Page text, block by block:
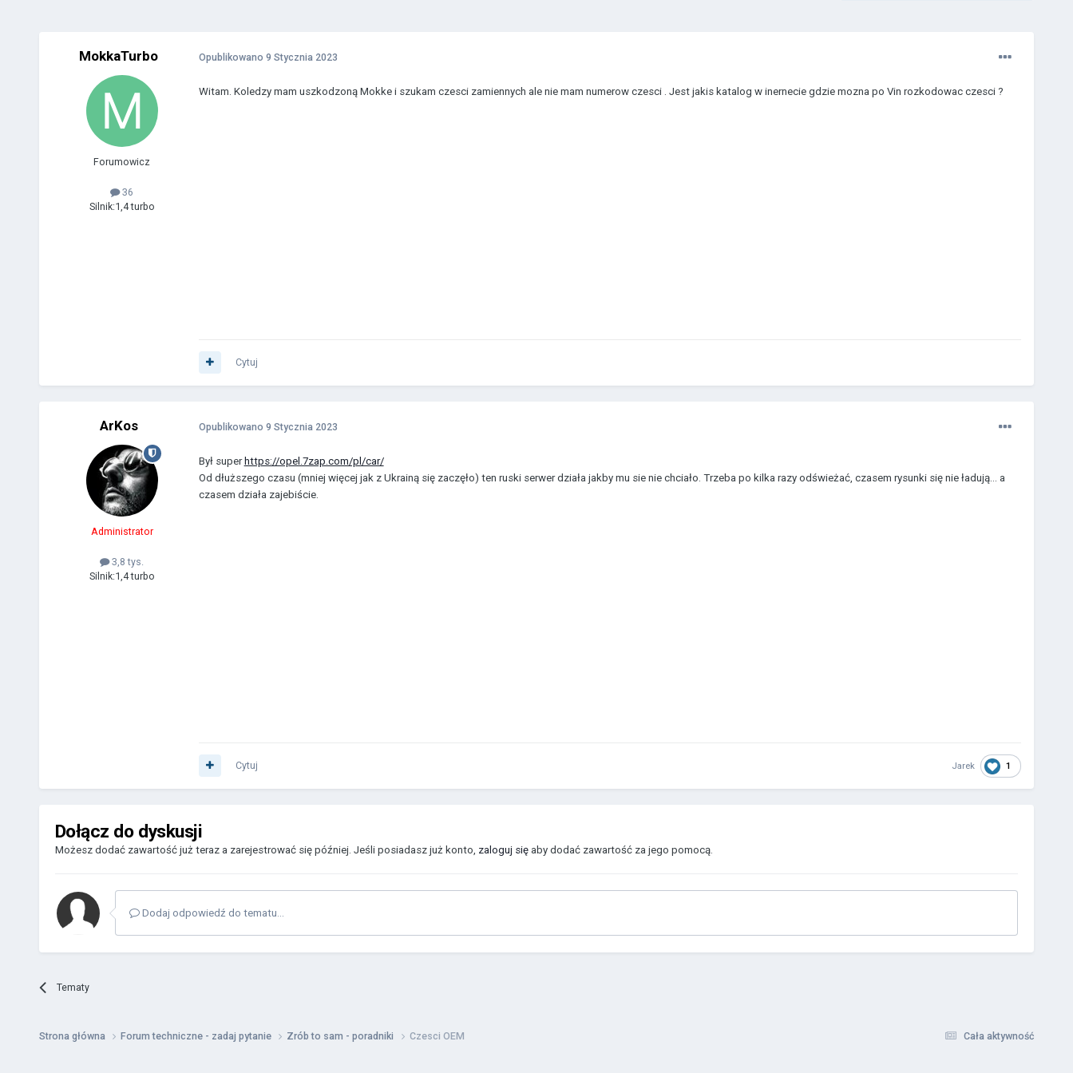
MokkaTurbo
Forumowicz
36
Silnik:1,4 turbo
Opublikowano 9 Stycznia 2023
Witam. Koledzy mam uszkodzoną Mokke i szukam czesci zamiennych ale nie mam numerow czesci . Jest jakis katalog w inernecie gdzie mozna po Vin rozkodowac czesci ?
Cytuj
ArKos
Administrator
3,8 tys.
Silnik:1,4 turbo
Opublikowano 9 Stycznia 2023
Był super https://opel.7zap.com/pl/car/
Od dłuższego czasu (mniej więcej jak z Ukrainą się zaczęło) ten ruski serwer działa jakby mu sie nie chciało. Trzeba po kilka razy odświeżać, czasem rysunki się nie ładują... a
czasem działa zajebiście.
Jarek 1
Cytuj
Dołącz do dyskusji
Możesz dodać zawartość już teraz a zarejestrować się później. Jeśli posiadasz już konto, zaloguj sięaby dodać zawartość za jego pomocą.
Dodaj odpowiedź do tematu...
Tematy
Cała aktywność
Strona główna Forum techniczne - zadaj pytanie Zrób to sam - poradniki Czesci OEM